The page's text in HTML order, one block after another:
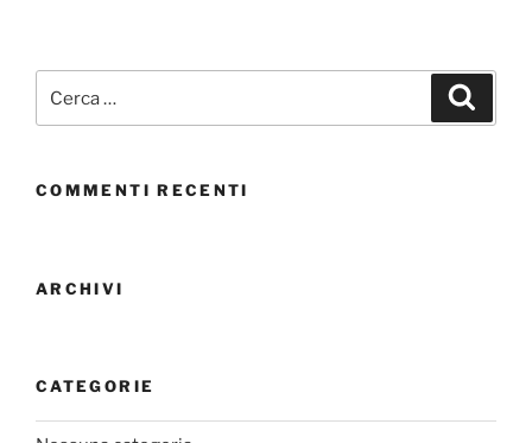
COMMENTI RECENTI
ARCHIVI
CATEGORIE